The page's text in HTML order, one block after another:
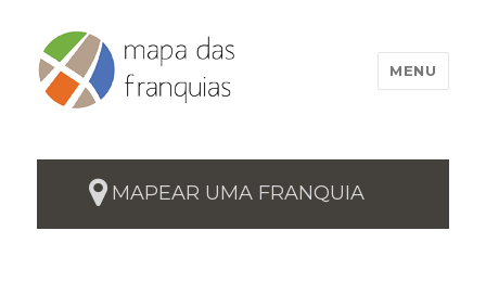
MENU
MAPEAR UMA FRANQUIA